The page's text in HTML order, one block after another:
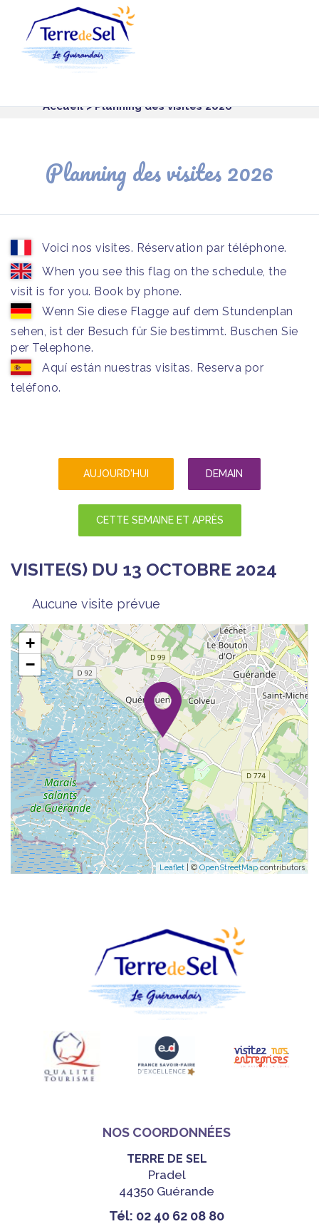
Accueil> Planning des visites 2026
Planning des visites 2026
Voici nos visites. Réservation par téléphone.
When you see this flag on the schedule, the
visit is for you. Book by phone.
Wenn Sie diese Flagge auf dem Stundenplan
sehen, ist der Besuch für Sie bestimmt. Buschen Sie
per Telephone.
Aquí están nuestras visitas. Reserva por
teléfono.
AUJOURD'HUI DEMAIN
CETTE SEMAINE ET APRÈS
VISITE(S) DU 13 OCTOBRE 2024
Aucune visite prévue
+
−
Leaflet | © OpenStreetMapcontributors
NOS COORDONNÉES
TERRE DE SEL
Pradel
44350 Guérande
Tél: 02 40 62 08 80
Panneau de gestion des cookies